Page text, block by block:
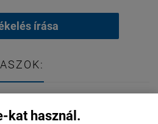
kat használ.
írása